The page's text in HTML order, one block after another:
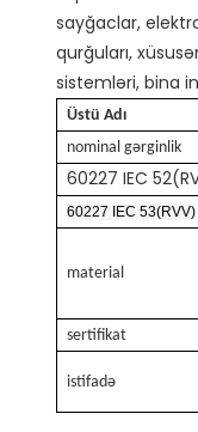
sayğaclar,
qurğuları,
sistemləri, bina
Üstü Adı
nominal gərginlik
60227 IEC
60227 IEC 53(RVV)
material
sertifikat
istifadə